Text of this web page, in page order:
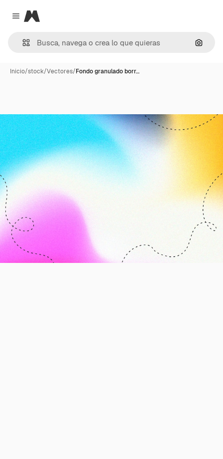
Close menu
Magnific
Inicio/stock/Vectores/Fondo granulado borr…